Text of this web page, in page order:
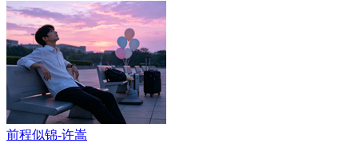
前程似锦-许嵩